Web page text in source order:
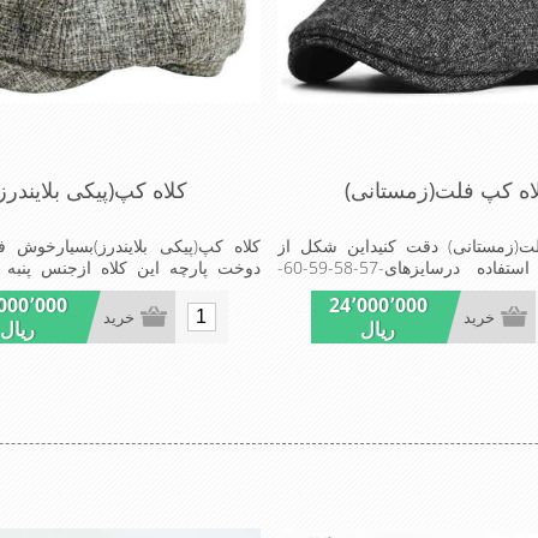
کپ فلت(زمستانی)
دقت کنیداین شکل از
کلاه قابل استفاده درسایزهای-57-58-59-60-
پارچه این مدل کلاه به شکلی
کلاه را میتوانید فقط در زمستان
پارچه ای رویه و آسترکلاه ضخیم
24٬000٬000
ریال
خرید
کلاه کپ(پیکی
کلاه کپ(پیکی
دوخت پارچه این کلاه ازجنس
پارچه پیراهن تولیدشده است وجنس
پارچه پنبه ای نازک است شیک
ریال
خرید